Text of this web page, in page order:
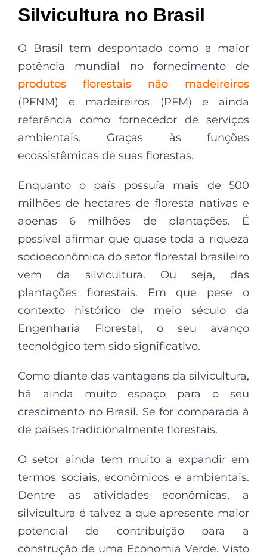
Silvicultura no Brasil
O Brasil tem despontado como a maior
potência mundial no fornecimento de
produtos florestais não madeireiros
(PFNM) e madeireiros (PFM) e ainda
referência como fornecedor de serviços
ambientais. Graças às funções
ecossistêmicas de suas florestas.
Enquanto o país possuía mais de 500
milhões de hectares de floresta nativas e
apenas 6 milhões de plantações. É
possível afirmar que quase toda a riqueza
socioeconômica do setor florestal brasileiro
vem da silvicultura. Ou seja, das
plantações florestais. Em que pese o
contexto histórico de meio século da
Engenharia Florestal, o seu avanço
tecnológico tem sido significativo.
Como diante das vantagens da silvicultura,
há ainda muito espaço para o seu
crescimento no Brasil. Se for comparada à
de países tradicionalmente florestais.
O setor ainda tem muito a expandir em
termos sociais, econômicos e ambientais.
Dentre as atividades econômicas, a
silvicultura é talvez a que apresente maior
potencial de contribuição para a
construção de uma Economia Verde. Visto